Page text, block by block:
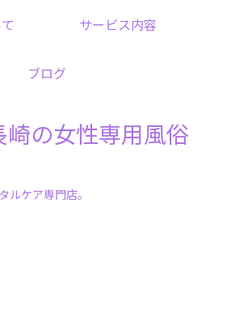
の女性専用風俗
ルケア専門店。
サービス内容
ブログ